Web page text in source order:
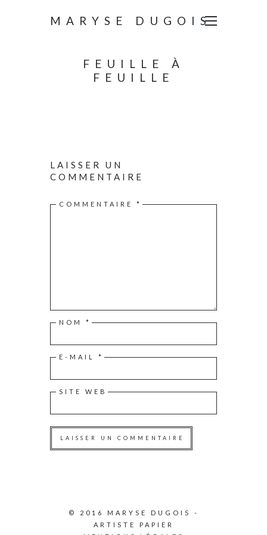
MARYSE DUGOIS
FEUILLE À
FEUILLE
LAISSER UN
COMMENTAIRE
COMMENTAIRE *
NOM *
E-MAIL *
SITE WEB
© 2016 MARYSE DUGOIS -
ARTISTE PAPIER